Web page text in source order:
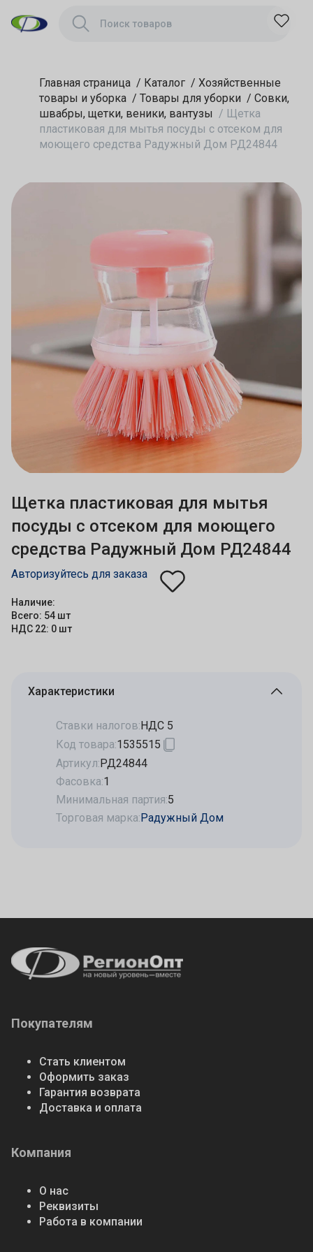
Главная страница / Каталог / Хозяйственные
товары и уборка / Товары для уборки / Совки,
швабры, щетки, веники, вантузы / Щетка
пластиковая для мытья посуды с отсеком для
моющего средства Радужный Дом РД24844
Щетка пластиковая для мытья
посуды с отсеком для моющего
средства Радужный Дом РД24844
Авторизуйтесь для заказа
Наличие:
Всего: 54 шт
НДС 22: 0 шт
Характеристики
Ставки налогов:НДС 5
Код товара:1535515
Артикул:РД24844
Фасовка:1
Минимальная партия:5
Торговая марка:Радужный Дом
РД24844
Покупателям
Стать клиентом
Оформить заказ
Гарантия возврата
Доставка и оплата
Компания
О нас
Реквизиты
Работа в компании